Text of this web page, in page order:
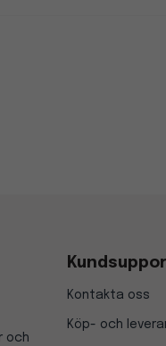
och
Kontakta oss
Köp- och